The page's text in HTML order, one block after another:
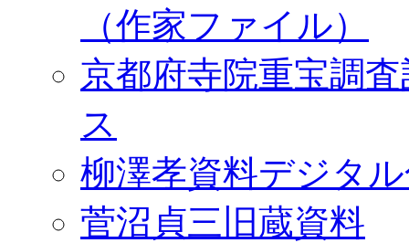
（作家ファイル）
京都府寺院重宝調
ス
柳澤孝資料デジタ
菅沼貞三旧蔵資料